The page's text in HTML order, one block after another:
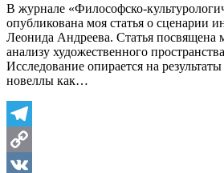
В журнале «Философско-
опубликована моя статья о сценарии
Леонида Андреева. Статья посвящена
анализу художественного
Исследование опирается на
новеллы как…
Telegram
Copy